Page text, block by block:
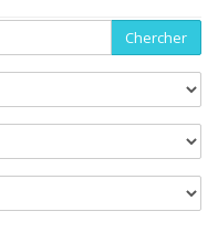
Chercher